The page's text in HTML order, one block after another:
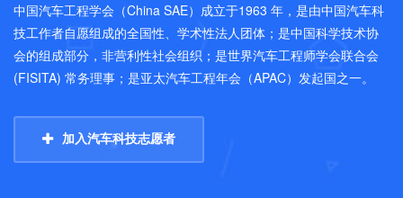
中国汽车工程学会（China SAE）成立于1963 年，是由中国汽车科
技工作者自愿组成的全国性、学术性法人团体；是中国科学技术协
会的组成部分，非营利性社会组织；是世界汽车工程师学会联合会
(FISITA) 常务理事；是亚太汽车工程年会（APAC）发起国之一。
加入汽车科技志愿者